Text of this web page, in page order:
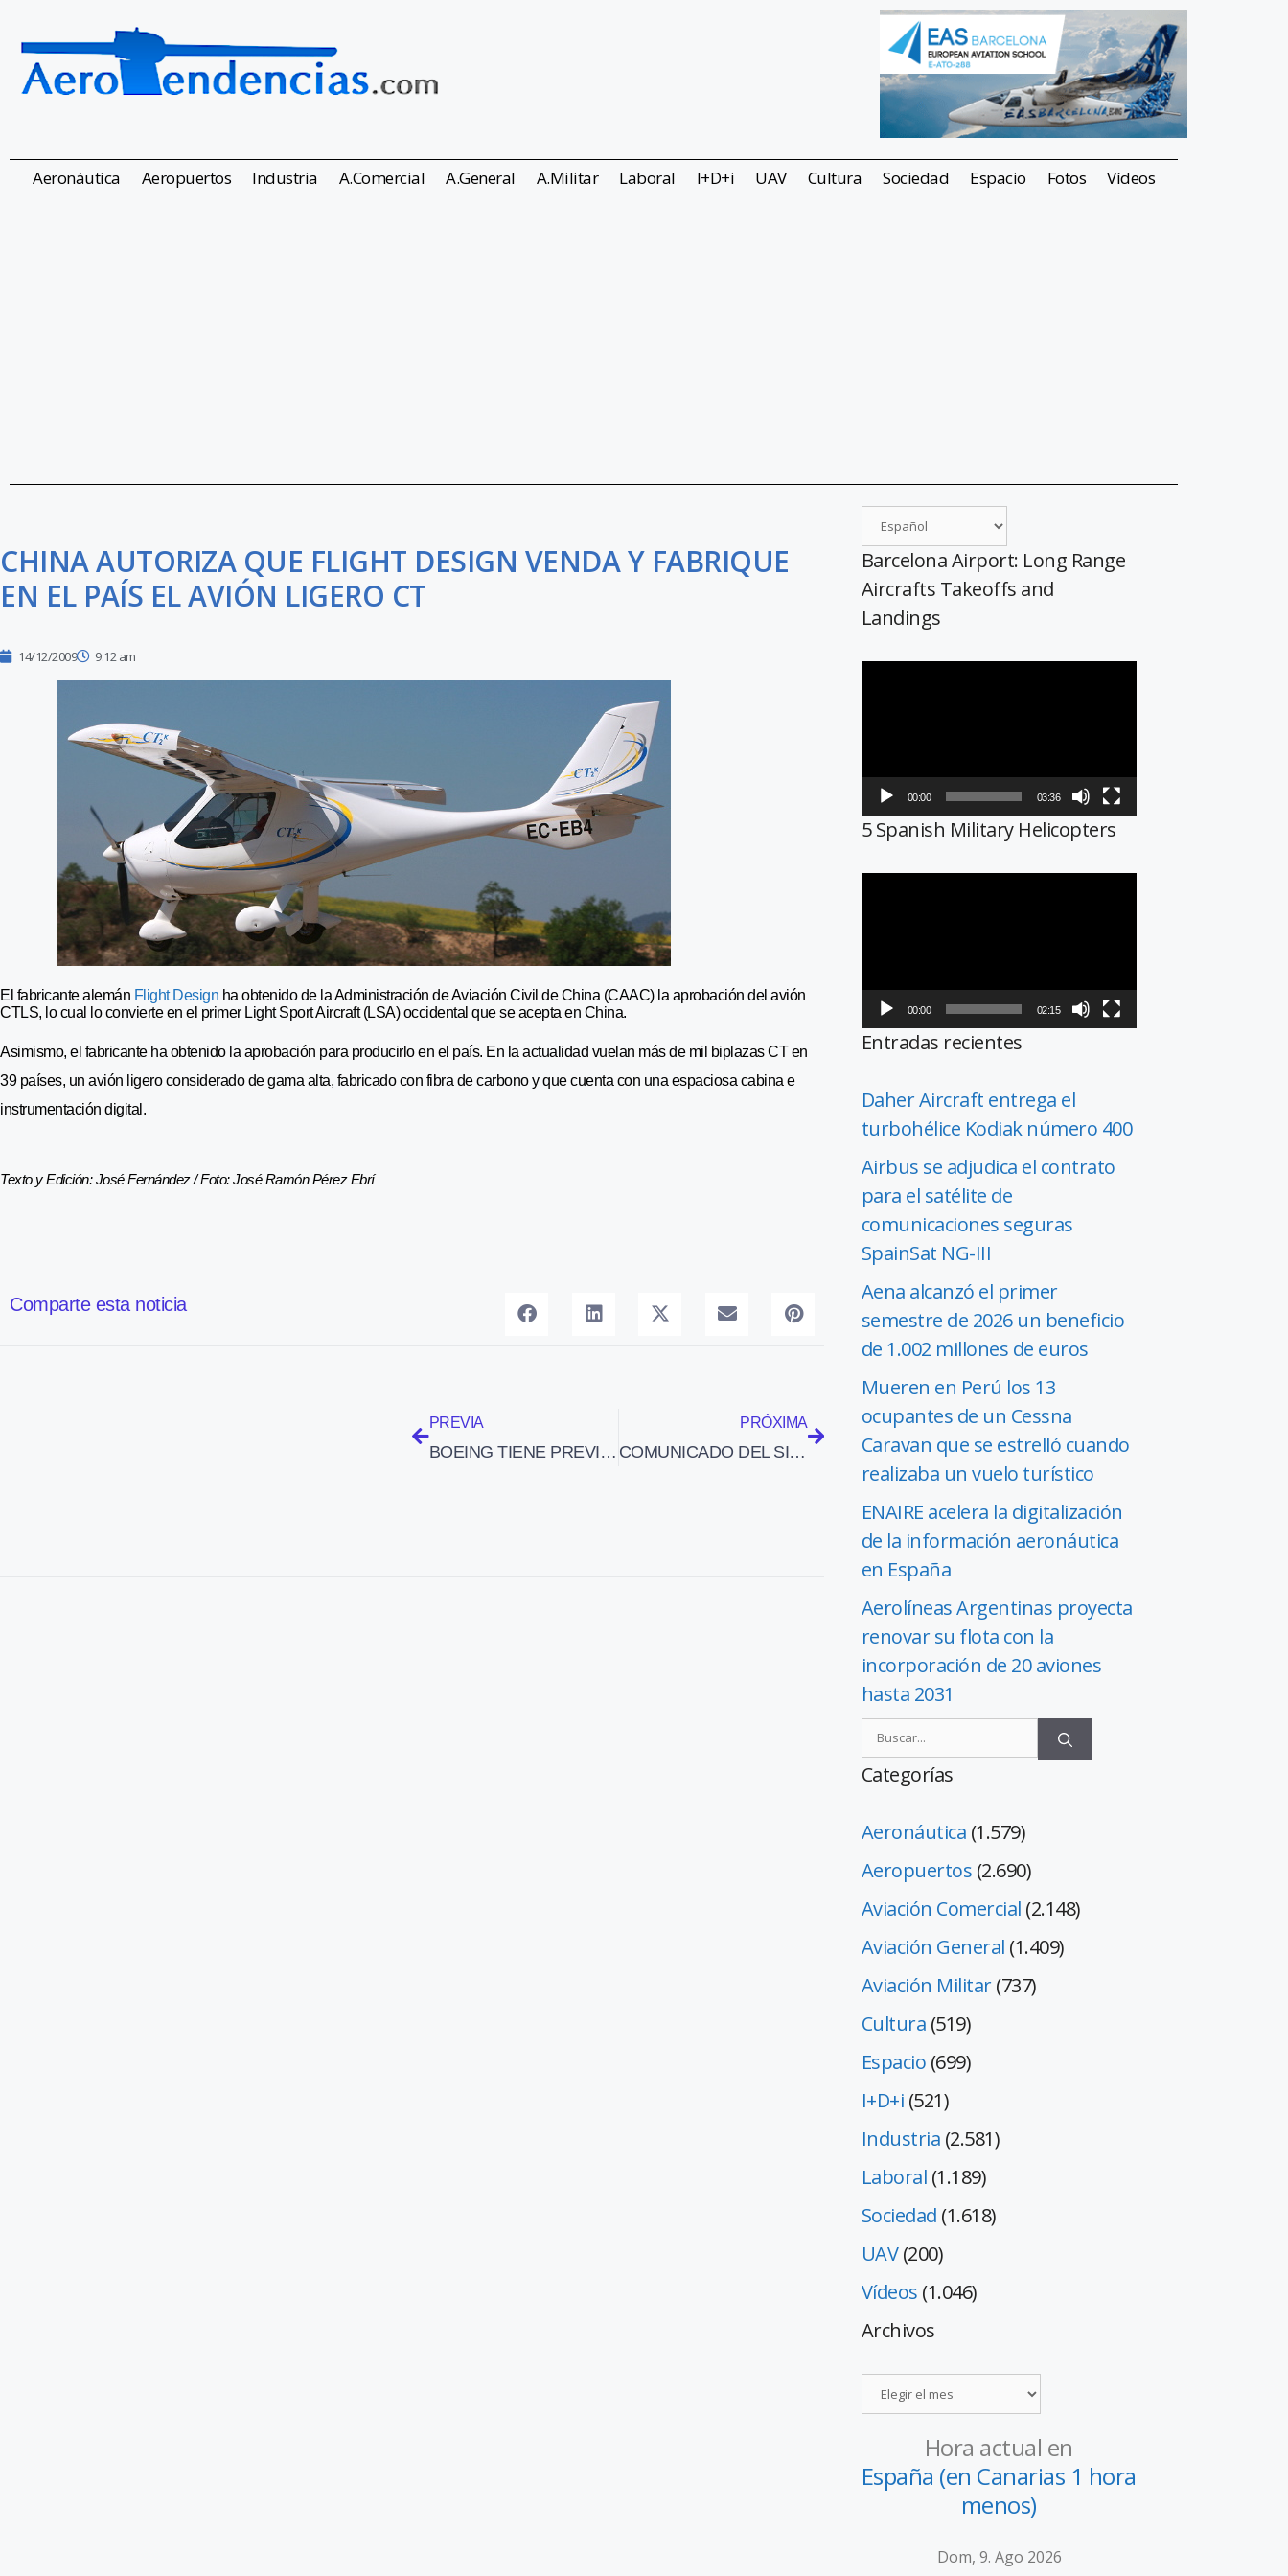
Aeronáutica Aeropuertos Industria A.Comercial A.General A.Militar Laboral I+D+i UAV Cultura Sociedad Espacio Fotos Vídeos
CHINA AUTORIZA QUE FLIGHT DESIGN VENDA Y FABRIQUE
EN EL PAÍS EL AVIÓN LIGERO CT
14/12/2009 9:12 am
El fabricante alemán Flight Design ha obtenido de la Administración de Aviación Civil de China (CAAC) la aprobación del avión
CTLS, lo cual lo convierte en el primer Light Sport Aircraft (LSA) occidental que se acepta en China.
Asimismo, el fabricante ha obtenido la aprobación para producirlo en el país. En la actualidad vuelan más de mil biplazas CT en
39 países, un avión ligero considerado de gama alta, fabricado con fibra de carbono y que cuenta con una espaciosa cabina e
instrumentación digital.
Texto y Edición: José Fernández / Foto: José Ramón Pérez Ebrí
Comparte esta noticia
PREVIA
BOEING TIENE PREVISTO REALIZAR MAÑANA EL PRIMER VUELO DEL 787 DREAMLINER
PRÓXIMA
COMUNICADO DEL SINDICATO USCA SOBRE LOS SALARIOS DE LOS CONTROLADORES Y SU PRODUCTIVIDAD
Barcelona Airport: Long Range
Aircrafts Takeoffs and
Landings
00:00 03:36
5 Spanish Military Helicopters
00:00 02:15
Entradas recientes
Daher Aircraft entrega el
turbohélice Kodiak número 400
Airbus se adjudica el contrato
para el satélite de
comunicaciones seguras
SpainSat NG-III
Aena alcanzó el primer
semestre de 2026 un beneficio
de 1.002 millones de euros
Mueren en Perú los 13
ocupantes de un Cessna
Caravan que se estrelló cuando
realizaba un vuelo turístico
ENAIRE acelera la digitalización
de la información aeronáutica
en España
Aerolíneas Argentinas proyecta
renovar su flota con la
incorporación de 20 aviones
hasta 2031
Categorías
Aeronáutica (1.579)
Aeropuertos (2.690)
Aviación Comercial (2.148)
Aviación General (1.409)
Aviación Militar(737)
Cultura (519)
Espacio (699)
I+D+i (521)
Industria (2.581)
Laboral (1.189)
Sociedad (1.618)
UAV(200)
Vídeos (1.046)
Archivos
Hora actual en
España (en Canarias 1 hora
menos)